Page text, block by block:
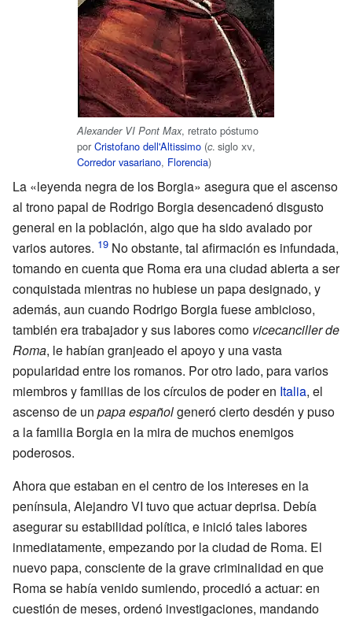
Alexander VI Pont Max, retrato póstumo
por Cristofano dell'Altissimo (c. siglo xv,
Corredor vasariano, Florencia)
La «leyenda negra de los Borgia» asegura que el ascenso
al trono papal de Rodrigo Borgia desencadenó disgusto
general en la población, algo que ha sido avalado por
varios autores.
No obstante, tal afirmación es infundada,
tomando en cuenta que Roma era una ciudad abierta a ser
conquistada mientras no hubiese un papa designado, y
además, aun cuando Rodrigo Borgia fuese ambicioso,
también era trabajador y sus labores como vicecanciller de
Roma, le habían granjeado el apoyo y una vasta
popularidad entre los romanos. Por otro lado, para varios
miembros y familias de los círculos de poder en Italia, el
ascenso de un papa españolgeneró cierto desdén y puso
a la familia Borgia en la mira de muchos enemigos
poderosos.
Ahora que estaban en el centro de los intereses en la
península, AlejandroVI tuvo que actuar deprisa. Debía
asegurar su estabilidad política, e inició tales labores
inmediatamente, empezando por la ciudad de Roma. El
nuevo papa, consciente de la grave criminalidad en que
Roma se había venido sumiendo, procedió a actuar: en
cuestión de meses, ordenó investigaciones, mandando